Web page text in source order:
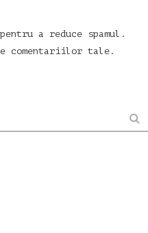
a reduce spamul.
comentariilor tale .